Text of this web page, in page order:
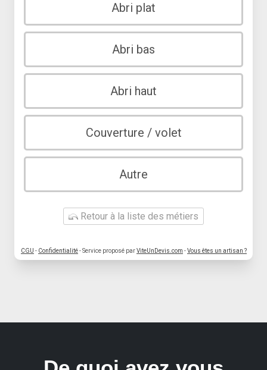
Abri plat
Abri bas
Abri haut
Couverture / volet
Autre
Retour à la liste des métiers
CGU - Confidentialité- Service proposé parViteUnDevis.com -Vous êtes un artisan ?